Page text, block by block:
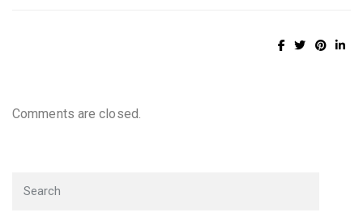
Comments are closed.